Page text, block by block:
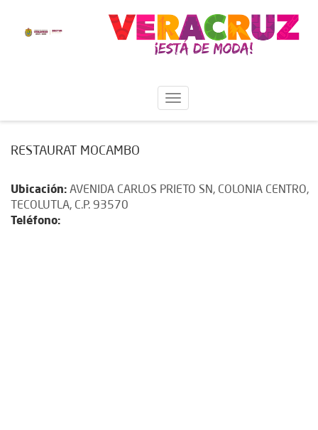
RESTAURAT MOCAMBO
Ubicación: AVENIDA CARLOS PRIETO SN, COLONIA CENTRO,
TECOLUTLA, C.P. 93570
Teléfono: